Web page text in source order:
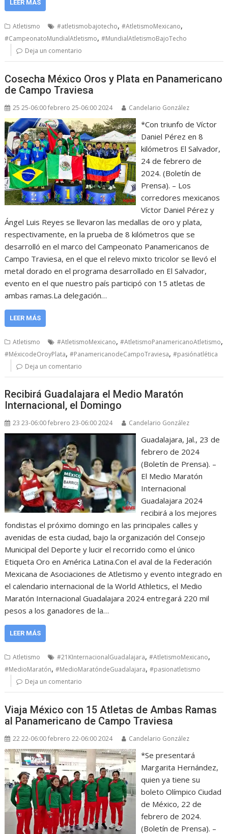
LEER MÁS
Atletismo #atletismobajotecho,#AtletismoMexicano,
#CampeonatoMundialAtletismo,#MundialAtletismoBajoTecho
Deja un comentario
Cosecha México Oros y Plata en Panamericano
de Campo Traviesa
25 25-06:00 febrero 25-06:00 2024 Candelario González
*Con triunfo de Víctor
Daniel Pérez en 8
kilómetros El Salvador,
24 de febrero de
2024. (Boletín de
Prensa). – Los
corredores mexicanos
Víctor Daniel Pérez y
Ángel Luis Reyes se llevaron las medallas de oro y plata,
respectivamente, en la prueba de 8 kilómetros que se
desarrolló en el marco del Campeonato Panamericanos de
Campo Traviesa, en el que el relevo mixto tricolor se llevó el
metal dorado en el programa desarrollado en El Salvador,
evento en el que nuestro país participó con 15 atletas de
ambas ramas.La delegación…
LEER MÁS
Atletismo #AtletismoMexicano,#AtletismoPanamericanoAtletismo,
#MéxicodeOroyPlata,#PanamericanodeCampoTraviesa,#pasiónatlética
Deja un comentario
Recibirá Guadalajara el Medio Maratón
Internacional, el Domingo
23 23-06:00 febrero 23-06:00 2024 Candelario González
Guadalajara, Jal., 23 de
febrero de 2024
(Boletín de Prensa). –
El Medio Maratón
Internacional
Guadalajara 2024
recibirá a los mejores
fondistas el próximo domingo en las principales calles y
avenidas de esta ciudad, bajo la organización del Consejo
Municipal del Deporte y lucir el recorrido como el único
Etiqueta Oro en América Latina.Con el aval de la Federación
Mexicana de Asociaciones de Atletismo y evento integrado en
el calendario internacional de la World Athletics, el Medio
Maratón Internacional Guadalajara 2024 entregará 220 mil
pesos a los ganadores de la…
LEER MÁS
Atletismo #21KInternacionalGuadalajara,#AtletismoMexicano,
#MedioMaratón,#MedioMaratóndeGuadalajara,#pasionatletismo
Deja un comentario
Viaja México con 15 Atletas de Ambas Ramas
al Panamericano de Campo Traviesa
22 22-06:00 febrero 22-06:00 2024 Candelario González
*Se presentará
Margarita Hernández,
quien ya tiene su
boleto Olímpico Ciudad
de México, 22 de
febrero de 2024.
(Boletín de Prensa). –